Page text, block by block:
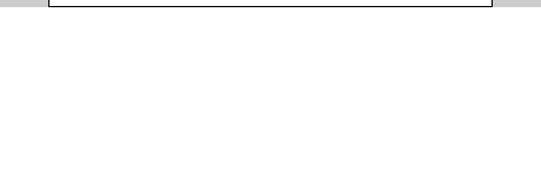
* Meta признана экстремистской организацией и запрещена на